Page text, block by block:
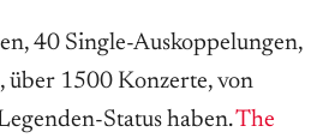
40 Single-Auskoppelungen,
über 1500 Konzerte, von
Status haben.The